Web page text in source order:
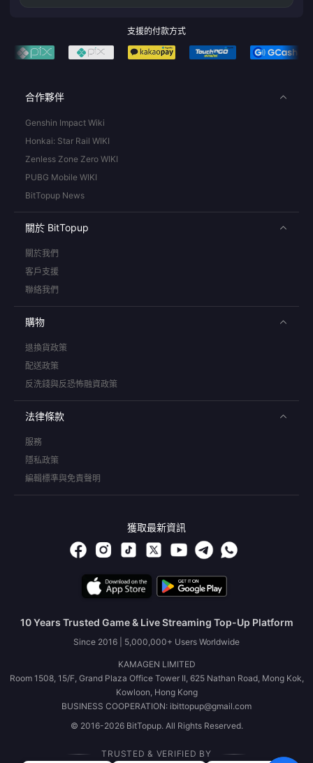
支援的付款方式
合作夥伴
Genshin Impact Wiki
Honkai: Star Rail WIKI
Zenless Zone Zero WIKI
PUBG Mobile WIKI
BitTopup News
關於 BitTopup
關於我們
客戶支援
聯絡我們
購物
退換貨政策
配送政策
反洗錢與反恐怖融資政策
法律條款
服務
隱私政策
編輯標準與免責聲明
獲取最新資訊
10 Years Trusted Game & Live Streaming Top-Up Platform
Since 2016 | 5,000,000+ Users Worldwide
KAMAGEN LIMITED
Room 1508, 15/F, Grand Plaza Office Tower II, 625 Nathan Road, Mong Kok,
Kowloon, Hong Kong
BUSINESS COOPERATION: ibittopup@gmail.com
© 2016-2026 BitTopup. All Rights Reserved.
TRUSTED & VERIFIED BY